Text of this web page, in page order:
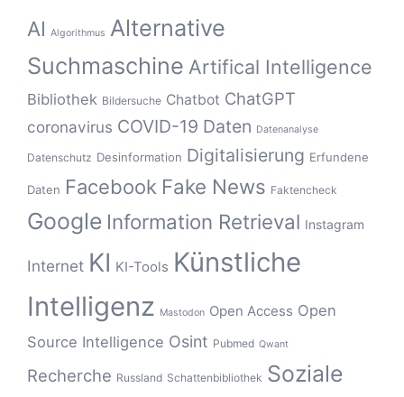
AI Algorithmus Alternative
Suchmaschine Artifical Intelligence
Bibliothek Bildersuche Chatbot ChatGPT
coronavirus COVID-19 Daten Datenanalyse
Datenschutz Desinformation Digitalisierung Erfundene
Daten Facebook Fake News Faktencheck
Google Information Retrieval Instagram
Internet KI KI-Tools Künstliche
Intelligenz Mastodon Open Access Open
Source Intelligence Osint Pubmed Qwant
Recherche Russland Schattenbibliothek Soziale